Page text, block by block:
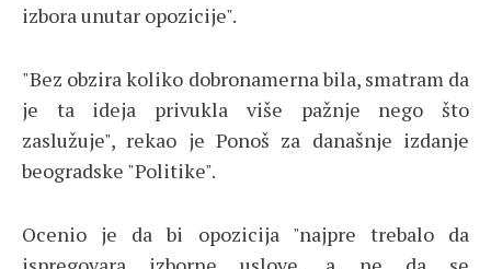
izbora unutar opozicije".
"Bez obzira koliko dobronamerna bila, smatram da
je ta ideja privukla više pažnje nego što
zaslužuje", rekao je Ponoš za današnje izdanje
beogradske "Politike".
Ocenio je da bi opozicija "najpre trebalo da